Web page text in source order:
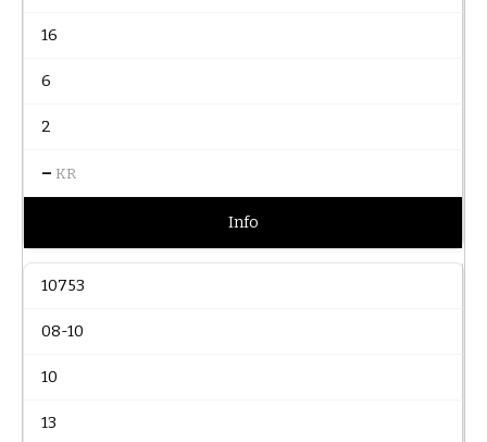
16
6
2
– KR
Info
10753
08-10
10
13